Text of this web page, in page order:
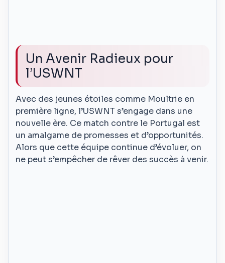
Un Avenir Radieux pour
l’USWNT
Avec des jeunes étoiles comme Moultrie en
première ligne, l’USWNT s’engage dans une
nouvelle ère. Ce match contre le Portugal est
un amalgame de promesses et d’opportunités.
Alors que cette équipe continue d’évoluer, on
ne peut s’empêcher de rêver des succès à venir.